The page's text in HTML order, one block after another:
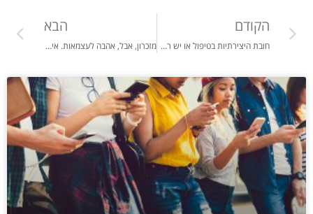
הקודם
חובת היצירתיות בטיפול או יש רק שיטת טיפול אחת שעובדת! שמשחררת מחרדה וטראומה ומוכחת מחקרית. אחת!
הבא
מזכרון, אבל, אהבה לעצמאות. איך היינו רוצים שיזכרו אותנו